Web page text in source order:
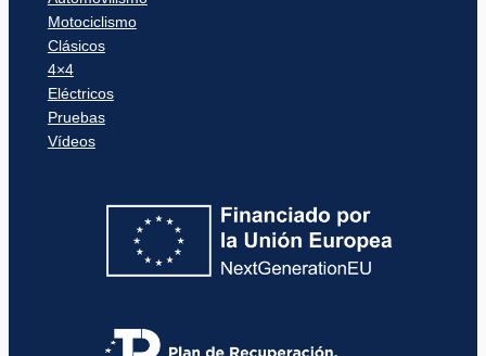
Motociclismo
Clásicos
4×4
Eléctricos
Pruebas
Vídeos